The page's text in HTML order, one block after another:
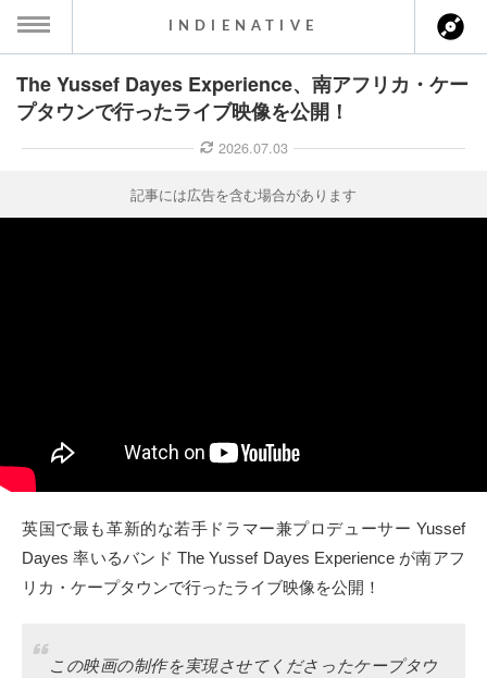
MENU
ト
クト
SOCIAL
INDIENATIVE
The Yussef Dayes Experience、南アフリカ・ケー
プタウンで行ったライブ映像を公開！
2026.07.03
記事には広告を含む場合があります
英国で最も革新的な若手ドラマー兼プロデューサー Yussef
Dayes 率いるバンド The Yussef Dayes Experience が南アフ
リカ・ケープタウンで行ったライブ映像を公開！
この映画の制作を実現させてくださったケープタウ